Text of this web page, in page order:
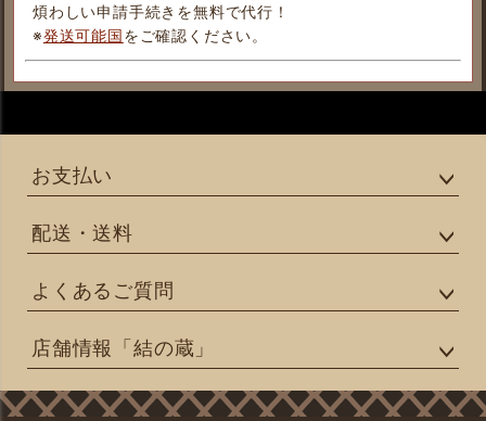
煩わしい申請手続きを無料で代行！
※発送可能国をご確認ください。
お支払い
配送・送料
よくあるご質問
店舗情報「結の蔵」